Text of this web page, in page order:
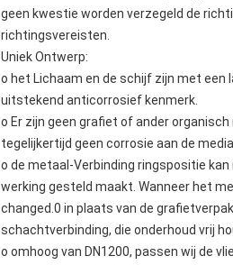
geen kwestie worden verzegeld de
richtingsvereisten.
Uniek Ontwerp:
o het Lichaam en de schijf zijn met een
uitstekend anticorrosief kenmerk.
o Er zijn geen grafiet of ander
tegelijkertijd geen corrosie aan de
o de metaal-Verbinding ringspositie
werking gesteld maakt. Wanneer het
changed.0 in plaats van de
schachtverbinding, die onderhoud vrij
o omhoog van DN1200, passen wij de